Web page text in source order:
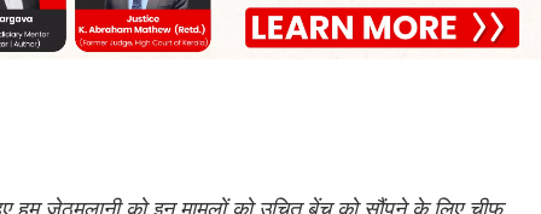
हम जेठमलानी को इन मामलों को उचित बेंच को सौंपने के लिए चीफ